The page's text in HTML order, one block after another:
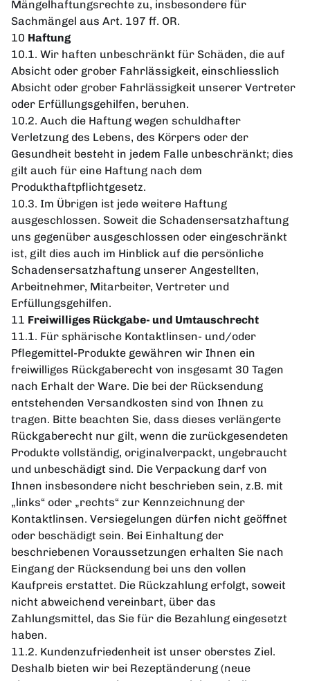
Mängelhaftungsrechte zu, insbesondere für
Sachmängel aus Art. 197 ff. OR.
10 Haftung
10.1. Wir haften unbeschränkt für Schäden, die auf
Absicht oder grober Fahrlässigkeit, einschliesslich
Absicht oder grober Fahrlässigkeit unserer Vertreter
oder Erfüllungsgehilfen, beruhen.
10.2. Auch die Haftung wegen schuldhafter
Verletzung des Lebens, des Körpers oder der
Gesundheit besteht in jedem Falle unbeschränkt; dies
gilt auch für eine Haftung nach dem
Produkthaftpflichtgesetz.
10.3. Im Übrigen ist jede weitere Haftung
ausgeschlossen. Soweit die Schadensersatzhaftung
uns gegenüber ausgeschlossen oder eingeschränkt
ist, gilt dies auch im Hinblick auf die persönliche
Schadensersatzhaftung unserer Angestellten,
Arbeitnehmer, Mitarbeiter, Vertreter und
Erfüllungsgehilfen.
11 Freiwilliges Rückgabe- und Umtauschrecht
11.1. Für sphärische Kontaktlinsen- und/oder
Pflegemittel-Produkte gewähren wir Ihnen ein
freiwilliges Rückgaberecht von insgesamt 30 Tagen
nach Erhalt der Ware. Die bei der Rücksendung
entstehenden Versandkosten sind von Ihnen zu
tragen. Bitte beachten Sie, dass dieses verlängerte
Rückgaberecht nur gilt, wenn die zurückgesendeten
Produkte vollständig, originalverpackt, ungebraucht
und unbeschädigt sind. Die Verpackung darf von
Ihnen insbesondere nicht beschrieben sein, z.B. mit
„links“ oder „rechts“ zur Kennzeichnung der
Kontaktlinsen. Versiegelungen dürfen nicht geöffnet
oder beschädigt sein. Bei Einhaltung der
beschriebenen Voraussetzungen erhalten Sie nach
Eingang der Rücksendung bei uns den vollen
Kaufpreis erstattet. Die Rückzahlung erfolgt, soweit
nicht abweichend vereinbart, über das
Zahlungsmittel, das Sie für die Bezahlung eingesetzt
haben.
11.2. Kundenzufriedenheit ist unser oberstes Ziel.
Deshalb bieten wir bei Rezeptänderung (neue